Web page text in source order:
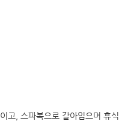
고, 스파복으로 갈아입으며 휴식